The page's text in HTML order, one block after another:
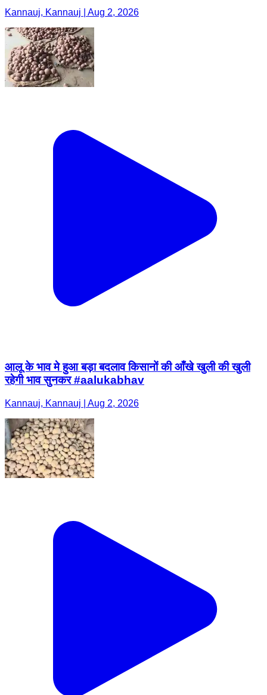
Kannauj, Kannauj | Aug 2, 2026
आलू के भाव मे हुआ बड़ा बदलाव किसानों की आँखे खुली की खुली
रहेगी भाव सुनकर #aalukabhav
Kannauj, Kannauj | Aug 2, 2026